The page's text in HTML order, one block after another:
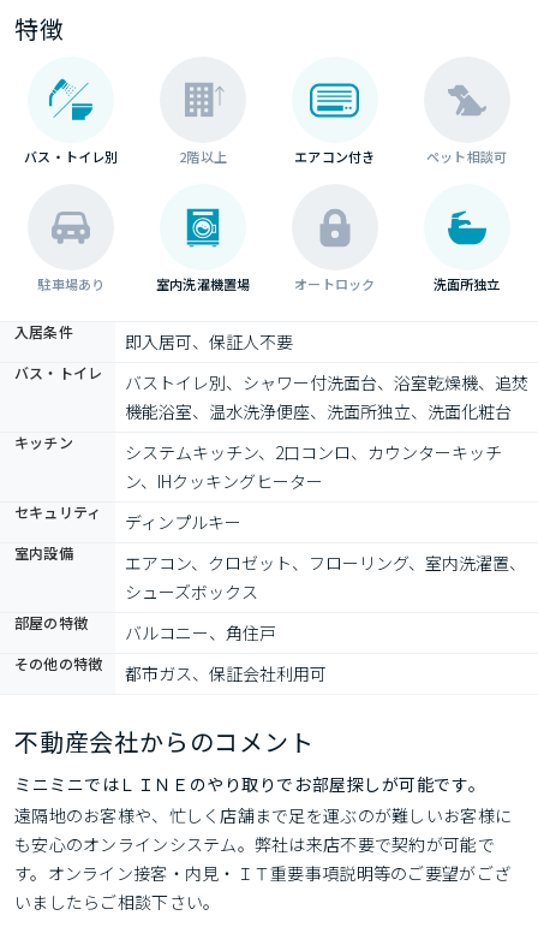
特徴
バス・トイレ別 2階以上 エアコン付き ペット相談可
駐車場あり 室内洗濯機置場 オートロック 洗面所独立
入居条件 即入居可、保証人不要
バス・トイレ
バストイレ別、シャワー付洗面台、浴室乾燥機、追焚
機能浴室、温水洗浄便座、洗面所独立、洗面化粧台
キッチン
システムキッチン、2口コンロ、カウンターキッチ
ン、IHクッキングヒーター
セキュリティ ディンプルキー
室内設備
エアコン、クロゼット、フローリング、室内洗濯置、
シューズボックス
部屋の特徴 バルコニー、角住戸
その他の特徴 都市ガス、保証会社利用可
不動産会社からのコメント
ミニミニではＬＩＮＥのやり取りでお部屋探しが可能です。
遠隔地のお客様や、忙しく店舗まで足を運ぶのが難しいお客様に
も安心のオンラインシステム。弊社は来店不要で契約が可能で
す。オンライン接客・内見・ＩＴ重要事項説明等のご要望がござ
いましたらご相談下さい。